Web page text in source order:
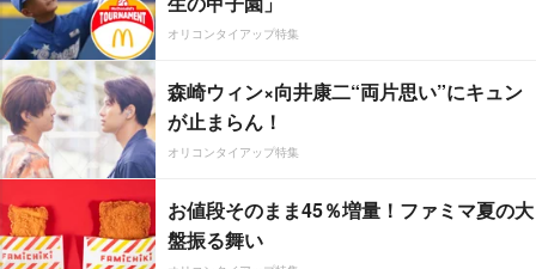
オリコンタイアップ特集
森崎ウィン×向井康二“両片思い”にキュン
が止まらん！
オリコンタイアップ特集
お値段そのまま45％増量！ファミマ夏の大
盤振る舞い